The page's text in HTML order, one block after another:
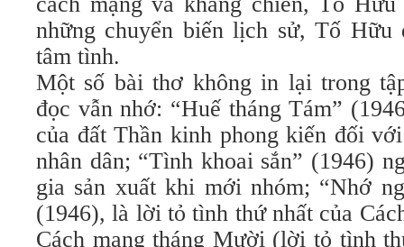
những chuyển biến lịch sử, Tố Hữu
tâm tình.
Một số bài thơ không in lại trong
đọc vẫn nhớ: “Huế tháng Tám”
của đất Thần kinh phong kiến đối
nhân dân; “Tình khoai sắn” (1946)
gia sản xuất khi mới nhóm; “Nhớ
(1946), là lời tỏ tình thứ nhất của
Cách mạng tháng Mười (lời tỏ tình